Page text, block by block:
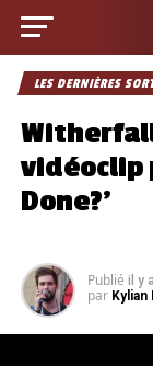
LES DERNIÈRES
vidéoclip
Done?’
Publié il y
par